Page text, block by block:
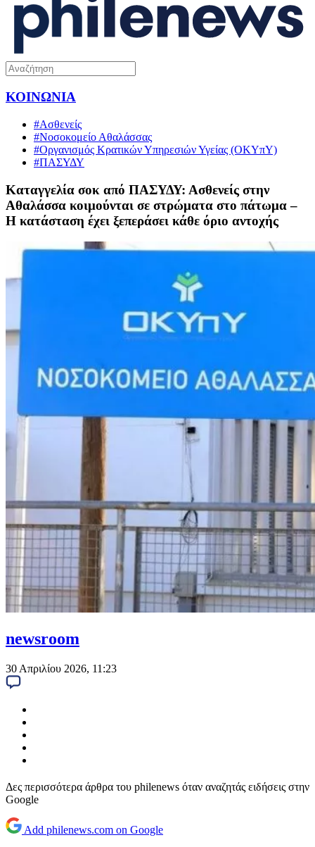
ΚΟΙΝΩΝΙΑ
#Ασθενείς
#Νοσοκομείο Αθαλάσσας
#Οργανισμός Κρατικών Υπηρεσιών Υγείας (ΟΚΥπΥ)
#ΠΑΣΥΔΥ
Καταγγελία σοκ από ΠΑΣΥΔΥ: Ασθενείς στην
Αθαλάσσα κοιμούνται σε στρώματα στο πάτωμα –
Η κατάσταση έχει ξεπεράσει κάθε όριο αντοχής
newsroom
30 Απριλίου 2026, 11:23
Δες περισσότερα άρθρα του philenews όταν αναζητάς ειδήσεις στην
Google
Add philenews.com on Google